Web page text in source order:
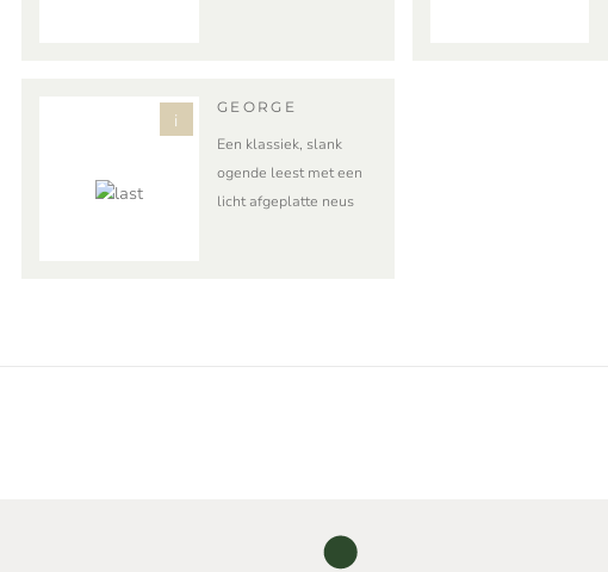
i
GEORGE
Een klassiek, slank
ogende leest met een
licht afgeplatte neus